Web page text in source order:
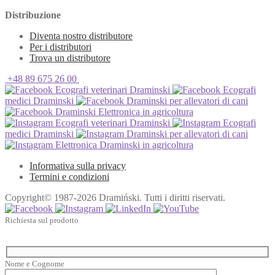
Distribuzione
Diventa nostro distributore
Per i distributori
Trova un distributore
+48 89 675 26 00
Ecografi veterinari Draminski
Ecografi
medici Draminski
Draminski per allevatori di cani
Draminski Elettronica in agricoltura
Ecografi veterinari Draminski
Ecografi
medici Draminski
Draminski per allevatori di cani
Elettronica Draminski in agricoltura
Informativa sulla privacy
Termini e condizioni
Copyright© 1987-2026 Dramiński. Tutti i diritti riservati.
Richiesta sul prodotto
Nome e Cognome